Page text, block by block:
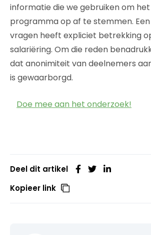
informatie die we gebruiken om het
programma op af te stemmen.
vragen heeft expliciet betrekking
salariëring. Om die reden
dat anonimiteit van deelnemers
is gewaarborgd.
Doe mee aan het onderzoek!
Deel dit artikel
Kopieer link